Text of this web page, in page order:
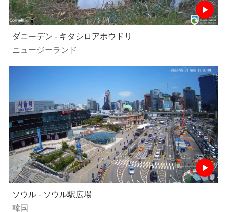
ダニーデン - キタシロアホウドリ
ニュージーランド
ソウル - ソウル駅広場
韓国